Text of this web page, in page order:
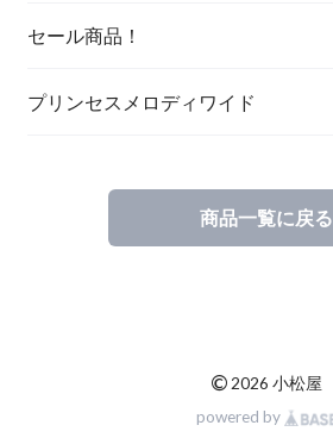
セール商品！
プリンセスメロディワイド
商品一覧に戻る
© 2026 小松屋
powered by